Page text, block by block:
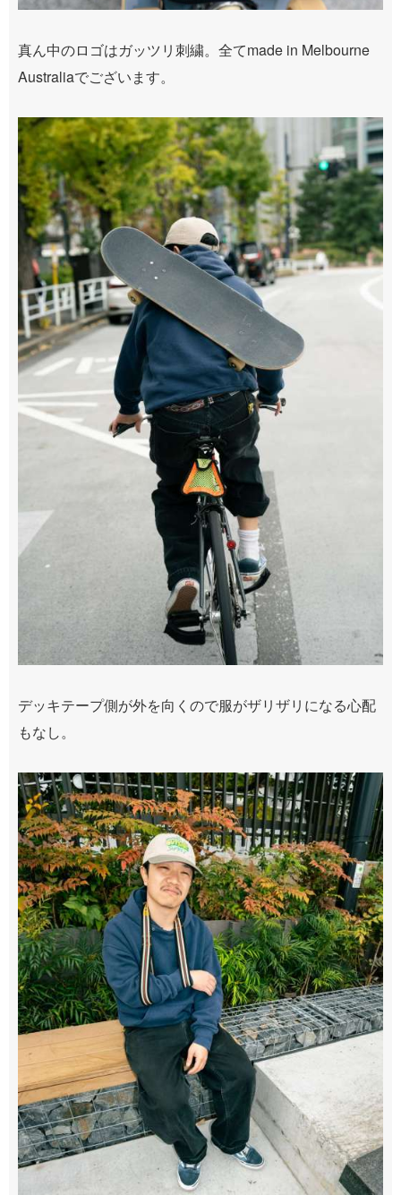
真ん中のロゴはガッツリ刺繍。全てmade in Melbourne
Australiaでございます。
デッキテープ側が外を向くので服がザリザリになる心配
もなし。